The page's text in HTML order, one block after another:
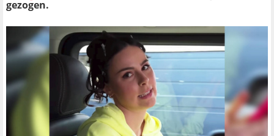
gezogen.